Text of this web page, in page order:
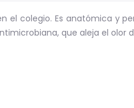
el colegio. Es anatómica y
que aleja el olor